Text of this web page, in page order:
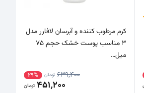
کرم مرطوب کننده و آبرسان لافارر مدل
3 مناسب پوست خشک حجم 75
میل…
639,400 تومان 29%
451,200 تومان